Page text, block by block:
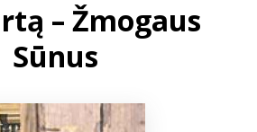
– Žmogaus
Sūnus